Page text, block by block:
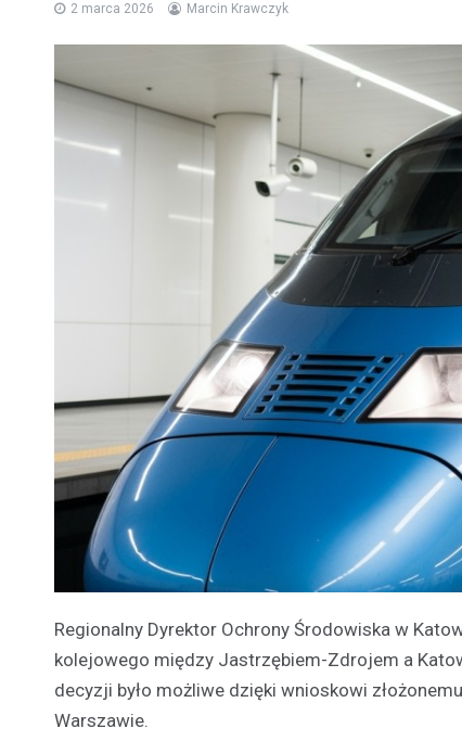
2 marca 2026 Marcin Krawczyk
Regionalny Dyrektor Ochrony Środowiska w
kolejowego między Jastrzębiem-Zdrojem a
decyzji było możliwe dzięki wnioskowi
Warszawie.